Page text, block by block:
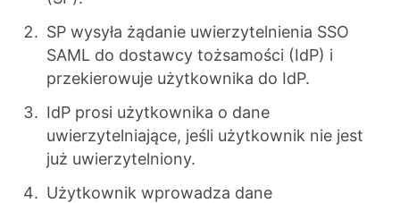
SP wysyła żądanie uwierzytelnienia SSO
SAML do dostawcy tożsamości (IdP) i
przekierowuje użytkownika do IdP.
IdP prosi użytkownika o dane
uwierzytelniające, jeśli użytkownik nie jest
już uwierzytelniony.
Użytkownik wprowadza dane